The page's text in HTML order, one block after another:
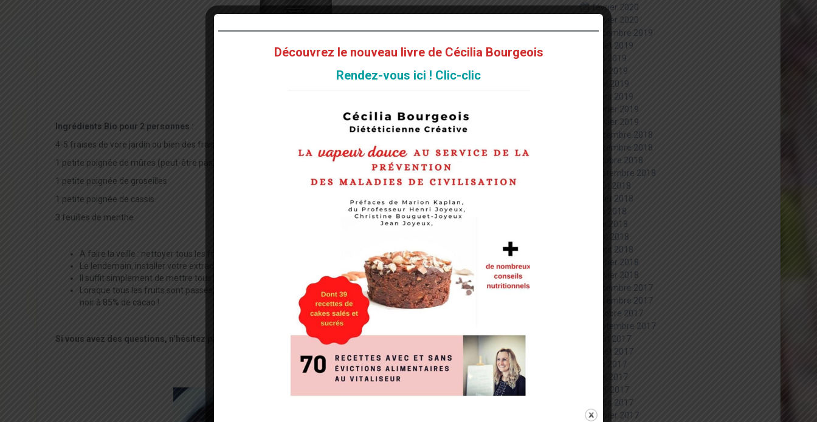
Ingrédients Bio pour 2 personnes :
4-5 fraises de vore jardin ou bien des fraises bio, locales
1 petite poignée de mûres (peut-être pas encore suffisamment mûres hihi, prenez s’en des surgelées)
1 petite poignée de groseilles
1 petite poignée de cassis
3 feuilles de menthe
A faire la veille : nettoyer tous les fruits, les étaler sur une assiette et mettre au congelateur toute la nuit.
Le lendemain, installer votre extracteur en insérant le kit sorbet et c’est parti ! Un vrai jeu d’enfants !
Il suffit simplement de mettre tous les fruits surgelés l’un derrière l’autre.
Lorsque tous les fruits sont passés, vous pouvez ciselez la menthe et pourquoi pas ajouter quelques copeaux de chocolat
noir à 85% de cacao !
Si vous avez des questions, n’hésitez pas à poster vos commentaires !
février 2020
janvier 2020
décembre 2019
juillet 2019
juin 2019
mai 2019
avril 2019
mars 2019
février 2019
janvier 2019
décembre 2018
novembre 2018
octobre 2018
septembre 2018
août 2018
juillet 2018
juin 2018
mai 2018
avril 2018
mars 2018
février 2018
janvier 2018
décembre 2017
novembre 2017
octobre 2017
septembre 2017
août 2017
juillet 2017
juin 2017
mai 2017
avril 2017
mars 2017
février 2017
Découvrez le nouveau livre de Cécilia Bourgeois
Rendez-vous ici ! Clic-clic